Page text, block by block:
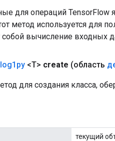
для операций
метод используется для
собой вычисление входных
<T> create (область
для создания класса,
текущий